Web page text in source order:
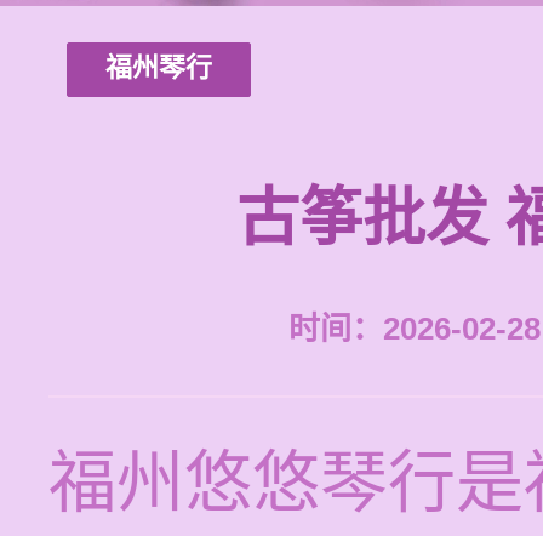
福州琴行
古筝批发
时间：2026-02-
福州悠悠琴行